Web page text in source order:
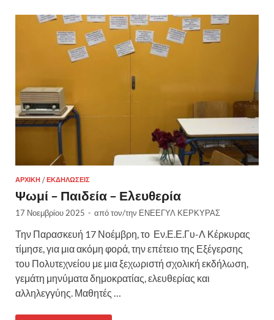
ΑΡΧΙΚΉ /ΕΚΔΗΛΏΣΕΙΣ
Ψωμί – Παιδεία – Ελευθερία
17 Νοεμβρίου 2025 - από τον/την ΕΝΕΕΓΥΛ ΚΕΡΚΥΡΑΣ
Την Παρασκευή 17 Νοέμβρη, το Εν.Ε.Ε.Γυ-Λ Κέρκυρας
τίμησε, για μια ακόμη φορά, την επέτειο της Εξέγερσης
του Πολυτεχνείου με μια ξεχωριστή σχολική εκδήλωση,
γεμάτη μηνύματα δημοκρατίας, ελευθερίας και
αλληλεγγύης. Μαθητές …